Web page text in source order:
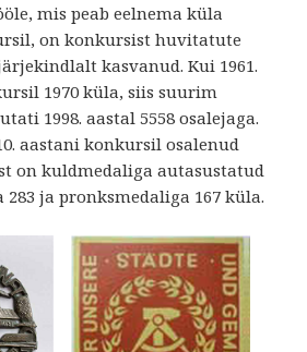
mis peab eelnema küla
on konkursist huvitatute
kasvanud. Kui 1961.
1970 küla, siis suurim
1998. aastal 5558 osalejaga.
aastani konkursil osalenud
on kuldmedaliga autasustatud
283 ja pronksmedaliga 167 küla.